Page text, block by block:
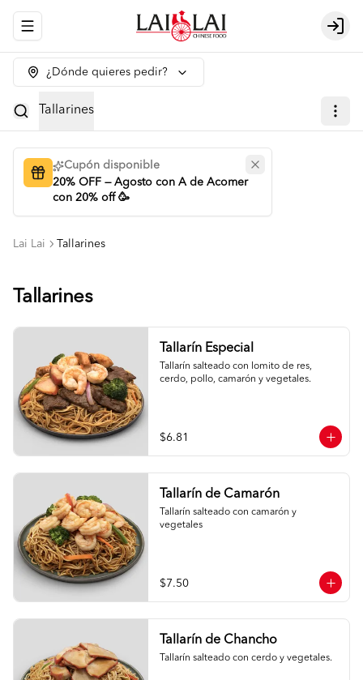
Abrir menu de navegación
¿Dónde quieres pedir?
Tallarines
Cupón disponible
20% OFF — Agosto con A de Acomer
con 20% off 🥳
Lai Lai Tallarines
Tallarines
Tallarín Especial
Tallarín salteado con lomito de res,
cerdo, pollo, camarón y vegetales.
$6.81
Tallarín de Camarón
Tallarín salteado con camarón y
vegetales
$7.50
Tallarín de Chancho
Tallarín salteado con cerdo y vegetales.